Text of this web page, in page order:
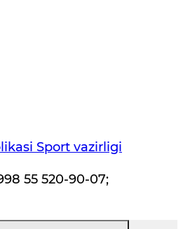
Sport vazirligi
55 520-90-07;